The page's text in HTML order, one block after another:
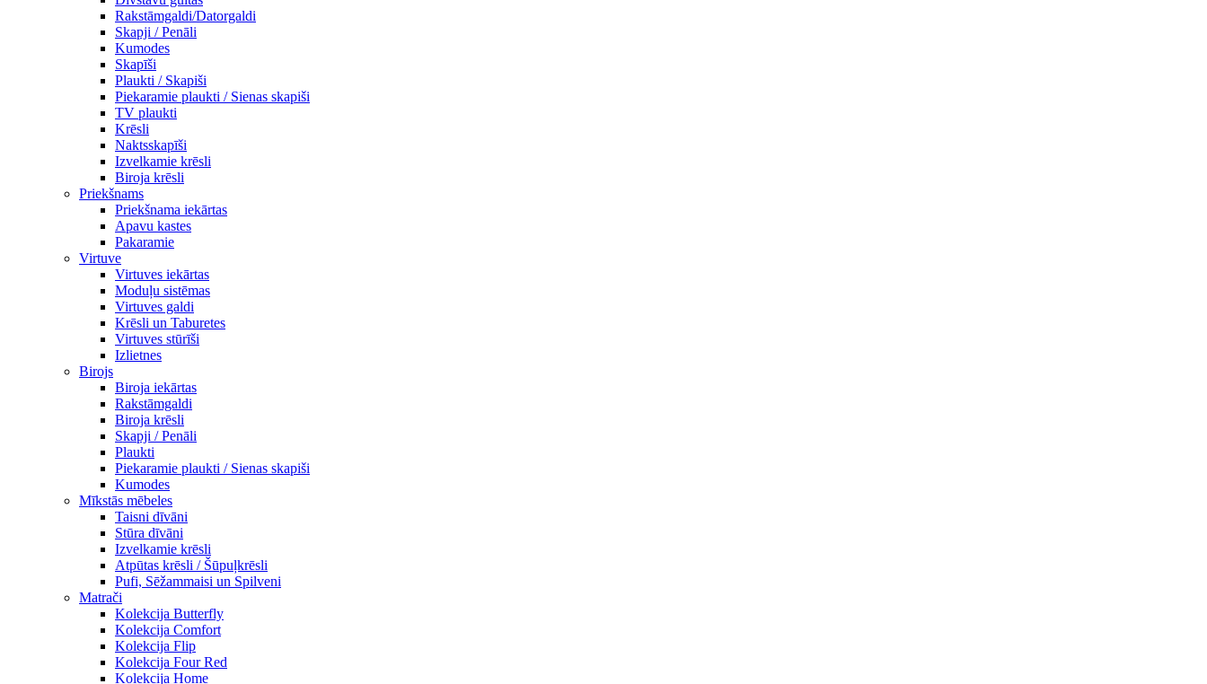
Rakstāmgaldi/Datorgaldi
Skapji / Penāli
Kumodes
Skapīši
Plaukti / Skapiši
Piekaramie plaukti / Sienas skapiši
TV plaukti
Krēsli
Naktsskapīši
Izvelkamie krēsli
Biroja krēsli
Priekšnams
Priekšnama iekārtas
Apavu kastes
Pakaramie
Virtuve
Virtuves iekārtas
Moduļu sistēmas
Virtuves galdi
Krēsli un Taburetes
Virtuves stūrīši
Izlietnes
Birojs
Biroja iekārtas
Rakstāmgaldi
Biroja krēsli
Skapji / Penāli
Plaukti
Piekaramie plaukti / Sienas skapiši
Kumodes
Mīkstās mēbeles
Taisni dīvāni
Stūra dīvāni
Izvelkamie krēsli
Atpūtas krēsli / Šūpuļkrēsli
Pufi, Sēžammaisi un Spilveni
Matrači
Kolekcija Butterfly
Kolekcija Comfort
Kolekcija Flip
Kolekcija Four Red
Kolekcija Home